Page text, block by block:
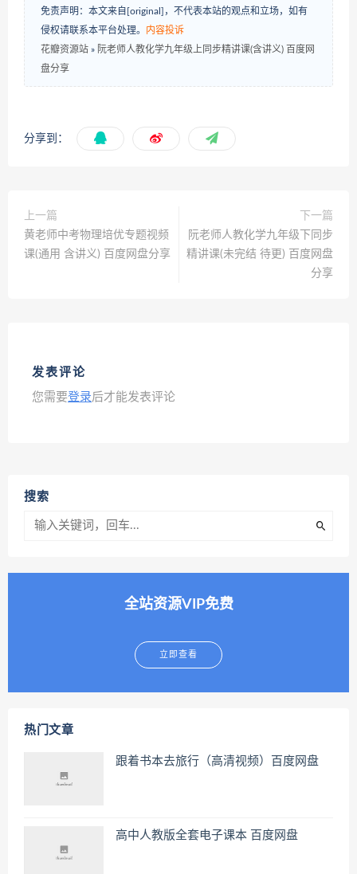
免责声明：本文来自[original]，不代表本站的观点和立场，如有
侵权请联系本平台处理。 内容投诉
花瓣资源站 » 阮老师人教化学九年级上同步精讲课(含讲义) 百度网
盘分享
分享到：
上一篇
黄老师中考物理培优专题视频
课(通用 含讲义) 百度网盘分享
下一篇
阮老师人教化学九年级下同步
精讲课(未完结 待更) 百度网盘
分享
发表评论
您需要登录后才能发表评论
搜索
全站资源VIP免费
立即查看
热门文章
跟着书本去旅行（高清视频）百度网盘
高中人教版全套电子课本 百度网盘